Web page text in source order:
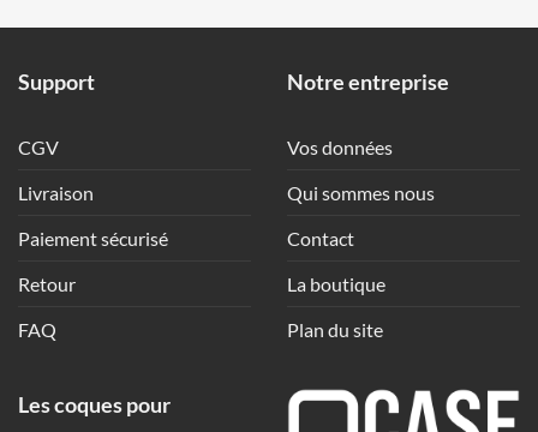
Support
CGV
Livraison
Paiement sécurisé
Retour
FAQ
Notre entreprise
Vos données
Qui sommes nous
Contact
La boutique
Plan du site
Les coques pour